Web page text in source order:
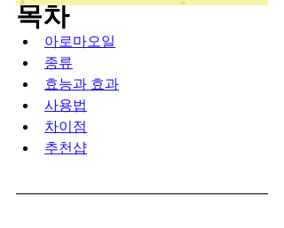
목차
아로마오일
종류
효능과 효과
사용법
차이점
추천샵